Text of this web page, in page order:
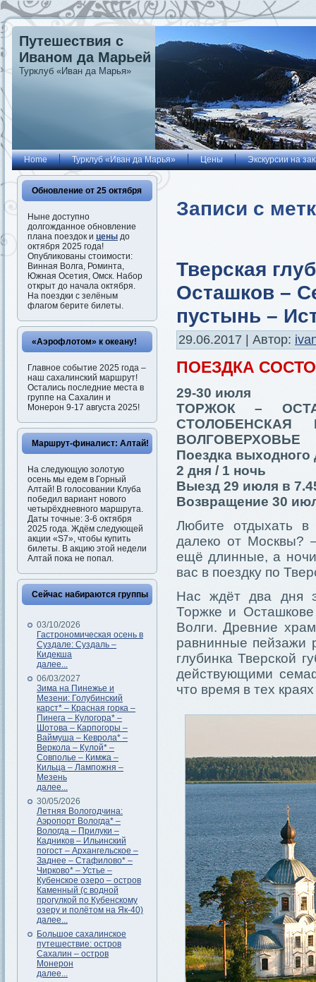
Путешествия с
Иваном да Марьей
Турклуб «Иван да Марья»
Home Турклуб «Иван да Марья» Цены Экскурсии на
Обновление от 25 октября
Ныне доступно
долгожданное обновление
плана поездок и цены до
октября 2025 года!
Опубликованы стоимости:
Винная Волга, Роминта,
Южная Осетия, Омск. Набор
открыт до начала октября.
На поездки с зелёным
флагом берите билеты.
«Аэрофлотом» к океану!
Главное событие 2025 года –
наш сахалинский маршрут!
Остались последние места в
группе на Сахалин и
Монерон 9-17 августа 2025!
Маршрут-финалист: Алтай!
На следующую золотую
осень мы едем в Горный
Алтай! В голосовании Клуба
победил вариант нового
четырёхдневного маршрута.
Даты точные: 3-6 октября
2025 года. Ждём следующей
акции «S7», чтобы купить
билеты. В акцию этой недели
Алтай пока не попал.
Сейчас набираются группы
03/10/2026
Гастрономическая осень в
Суздале: Суздаль –
Кидекша
далее...
06/03/2027
Зима на Пинежье и
Мезени: Голубинский
карст* – Красная горка –
Пинега – Кулогора* –
Шотова – Карпогоры –
Ваймуша – Кеврола* –
Веркола – Кулой* –
Совполье – Кимжа –
Кильца – Лампожня –
Мезень
далее...
30/05/2026
Летняя Вологодчина:
Аэропорт Вологда* –
Вологда – Прилуки –
Кадников – Ильинский
погост – Архангельское –
Заднее – Стафилово* –
Чирково* – Устье –
Кубенское озеро – остров
Каменный (с водной
прогулкой по Кубенскому
озеру и полётом на Як-40)
далее...
Большое сахалинское
путешествие: остров
Сахалин – остров
Монерон
далее...
Записи с
Тверская
Осташков –
пустынь –
29.06.2017 | Автор:
ПОЕЗДКА
29-30 июля
ТОРЖОК –
ВОЛГОВЕРХОВЬЕ
Поездка выходного
2 дня / 1 ночь
Выезд 29 июля в
Возвращение 30
Любите отдыхать в
далеко от Москвы?
ещё длинные, а
вас в поездку по
Нас ждёт два дня
Торжке и
Волги. Древние
равнинные пейзажи
глубинка Тверской
действующими
что время в тех